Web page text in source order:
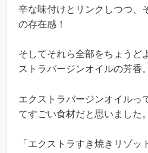
辛な味付けとリンクしつつ、
の存在感！
そしてそれら全部をちょうど
ストラバージンオイルの芳香。
エクストラバージンオイルっ
てすごい食材だと思いました。
「エクストラすき焼きリゾ